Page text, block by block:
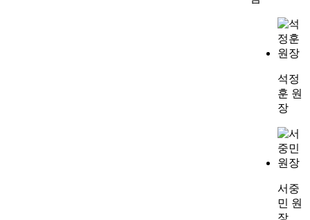
석정
훈 원
장
서중
민 원